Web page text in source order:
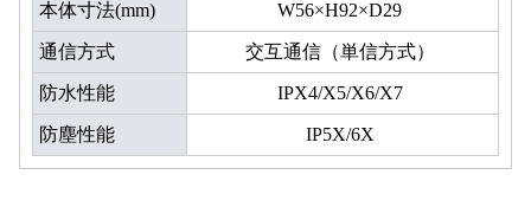
本体寸法(mm) W56×H92×D29
通信方式 交互通信（単信方式）
防水性能 IPX4/X5/X6/X7
防塵性能 IP5X/6X